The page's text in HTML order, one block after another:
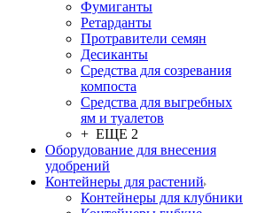
Фумиганты
Ретарданты
Протравители семян
Десиканты
Средства для созревания
компоста
Средства для выгребных
ям и туалетов
+ ЕЩЕ 2
Оборудование для внесения
удобрений
Контейнеры для растений
Контейнеры для клубники